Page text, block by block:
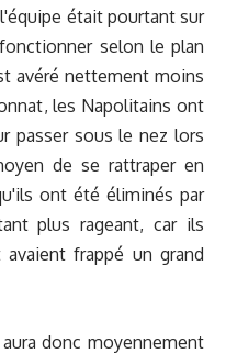
était pourtant sur
selon le plan
avéré nettement moins
les Napolitains ont
passer sous le nez lors
de se rattraper en
ont été éliminés par
plus rageant, car ils
frappé un grand
donc moyennement